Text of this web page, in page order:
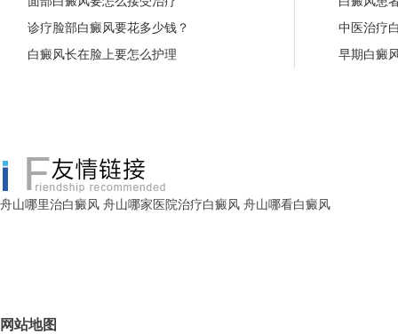
诊疗脸部白癜风要花多少钱？
白癜风长在脸上要怎么护理
中医治疗
早期白癜
舟山哪里治白癜风 舟山哪家医院治疗白癜风 舟山哪看白癜风
网站地图